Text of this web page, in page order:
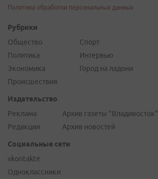
Политика обработки персональных данных
Рубрики
Общество
Политика
Экономика
Происшествия
Спорт
Интервью
Город на ладони
Издательство
Реклама
Редакция
Архив газеты "Владивосток"
Архив новостей
Социальные сети
vkontakte
Одноклассники